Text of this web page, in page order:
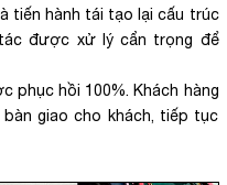
tiến hành tái tạo lại cấu trúc
được xử lý cẩn trọng để
phục hồi 100%. Khách hàng
giao cho khách, tiếp tục